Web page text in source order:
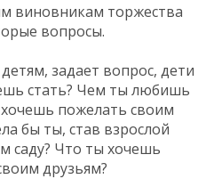
виновникам торжества
вопросы.
задает вопрос, дети
стать? Чем ты любишь
пожелать своим
бы ты, став взрослой
саду? Что ты хочешь
друзьям?